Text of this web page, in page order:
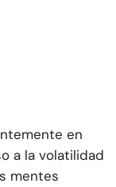
en
a la volatilidad
mentes